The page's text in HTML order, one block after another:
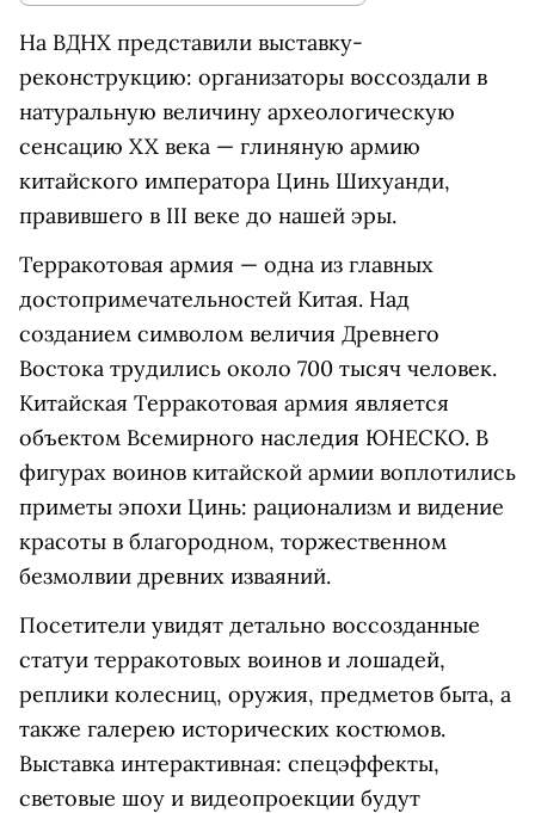
На ВДНХ представили выставку-
реконструкцию: организаторы воссоздали в
натуральную величину археологическую
сенсацию XX века — глиняную армию
китайского императора Цинь Шихуанди,
правившего в III веке до нашей эры.
Терракотовая армия — одна из главных
достопримечательностей Китая. Над
созданием символом величия Древнего
Востока трудились около 700 тысяч человек.
Китайская Терракотовая армия является
объектом Всемирного наследия ЮНЕСКО. В
фигурах воинов китайской армии воплотились
приметы эпохи Цинь: рационализм и видение
красоты в благородном, торжественном
безмолвии древних изваяний.
Посетители увидят детально воссозданные
статуи терракотовых воинов и лошадей,
реплики колесниц, оружия, предметов быта, а
также галерею исторических костюмов.
Выставка интерактивная: спецэффекты,
световые шоу и видеопроекции будут